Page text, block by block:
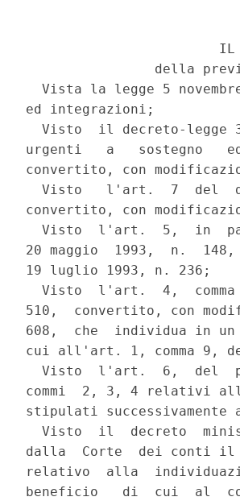
della
Vista la legge 5
ed integrazioni;
Visto  il decreto-legge
urgenti   a   sostegno
convertito, con
Visto   l'art.  7  del
convertito, con
Visto  l'art.  5,  in
20 maggio  1993,  n.
19 luglio 1993, n. 236;
Visto  l'art.  4,
510,  convertito, con
608,  che  individua in
cui all'art. 1, comma 9,
Visto  l'art.  6,  del
commi  2, 3, 4 relativi
stipulati successivamente
Visto  il  decreto
dalla  Corte  dei conti il
relativo  alla
beneficio   di  cui  al